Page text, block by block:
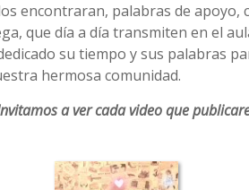
encontraran, palabras de
que día a día transmiten en el
su tiempo y sus palabras
hermosa comunidad.
a ver cada video que